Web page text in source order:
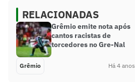
RELACIONADAS
Grêmio emite nota após
cantos racistas de
torcedores no Gre-Nal
Grêmio Há 4 anos